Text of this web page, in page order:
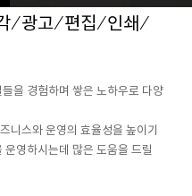
각/광고/편집/인쇄/
을 경험하며 쌓은 노하우로 다양
니스와 운영의 효율성을 높이기
영하시는데 많은 도움을 드릴